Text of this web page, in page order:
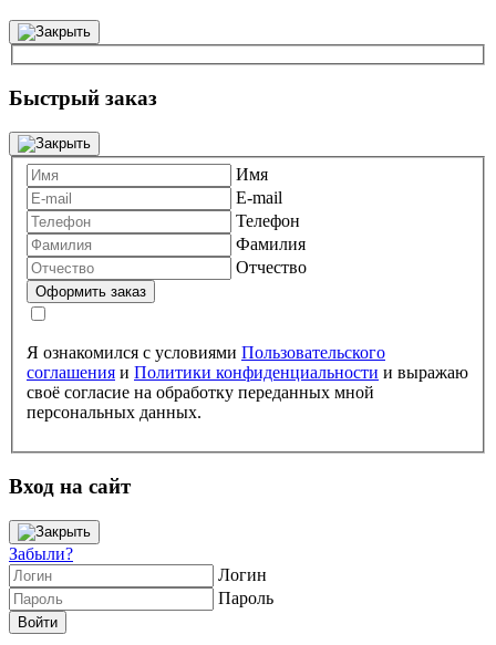
Быстрый заказ
Имя
E-mail
Телефон
Фамилия
Отчество
Я ознакомился с условиями Пользовательского
соглашения и Политики конфиденциальности и выражаю
своё согласие на обработку переданных мной
персональных данных.
Вход на сайт
Забыли?
Логин
Пароль